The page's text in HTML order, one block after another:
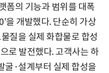
폼의 기능과 범위를 대폭
을 개발했다. 단순히 가상
질을 실제 화합물로 합성
로 발전했다. 고객사는 하
굴·설계부터 실제 합성을